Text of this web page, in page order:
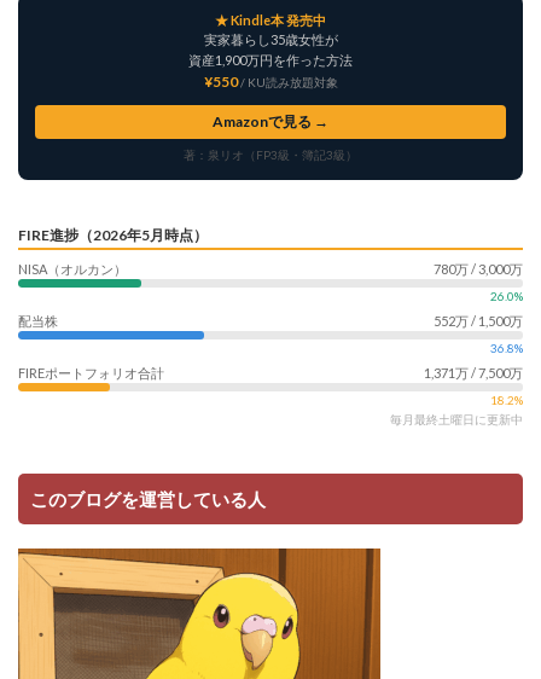
★ Kindle本 発売中
実家暮らし35歳女性が
資産1,900万円を作った方法
¥550 / KU読み放題対象
Amazonで見る →
著：泉リオ（FP3級・簿記3級）
FIRE進捗（2026年5月時点）
NISA（オルカン） 780万 / 3,000万
26.0%
配当株 552万 / 1,500万
36.8%
FIREポートフォリオ合計 1,371万 / 7,500万
18.2%
毎月最終土曜日に更新中
このブログを運営している人